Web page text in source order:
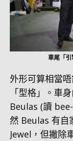
車尾「
外形可算相當
「型格」。車
Beulas (讀
然 Beulas 有自
Jewel，但撇除